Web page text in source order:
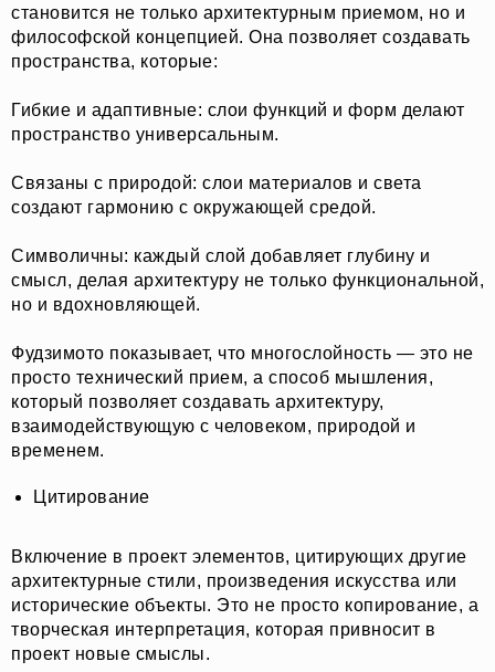
становится не только архитектурным приемом, но и
философской концепцией. Она позволяет создавать
пространства, которые:
Гибкие и адаптивные: слои функций и форм делают
пространство универсальным.
Связаны с природой: слои материалов и света
создают гармонию с окружающей средой.
Символичны: каждый слой добавляет глубину и
смысл, делая архитектуру не только функциональной,
но и вдохновляющей.
Фудзимото показывает, что многослойность — это не
просто технический прием, а способ мышления,
который позволяет создавать архитектуру,
взаимодействующую с человеком, природой и
временем.
Цитирование
Включение в проект элементов, цитирующих другие
архитектурные стили, произведения искусства или
исторические объекты. Это не просто копирование, а
творческая интерпретация, которая привносит в
проект новые смыслы.